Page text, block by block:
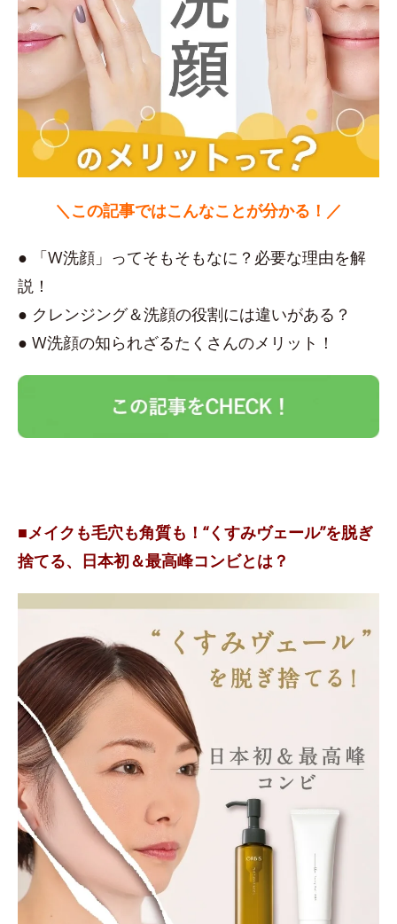
＼この記事ではこんなことが分かる！／
● 「W洗顔」ってそもそもなに？必要な理由を解
説！
● クレンジング＆洗顔の役割には違いがある？
● W洗顔の知られざるたくさんのメリット！
■メイクも毛穴も角質も！“くすみヴェール”を脱ぎ
捨てる、日本初＆最高峰コンビとは？